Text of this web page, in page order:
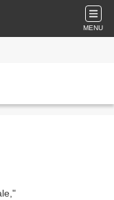
MENU